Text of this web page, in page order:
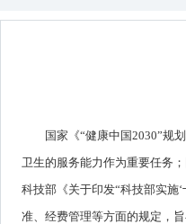
国家《“健康中国2030”规
卫生的服务能力作为重要任务
科技部《关于印发“科技部实施
准、经费管理等方面的规定，